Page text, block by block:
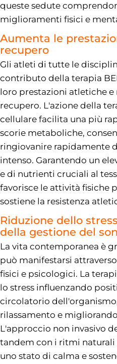
queste sedute
miglioramenti fisici e
Aumenta le
recupero
Gli atleti di tutte le
contributo della terapia
loro prestazioni atletiche
recupero. L'azione della
cellulare facilita una più
scorie metaboliche,
ringiovanire rapidamente
intenso. Garantendo un
e di nutrienti cruciali al
favorisce le attività fisiche
sostiene la resistenza
Riduzione dello
della gestione del
La vita contemporanea è
può manifestarsi
fisici e psicologici. La
lo stress influenzando
circolatorio
rilassamento e
L'approccio non invasivo
tandem con i ritmi
uno stato di calma e